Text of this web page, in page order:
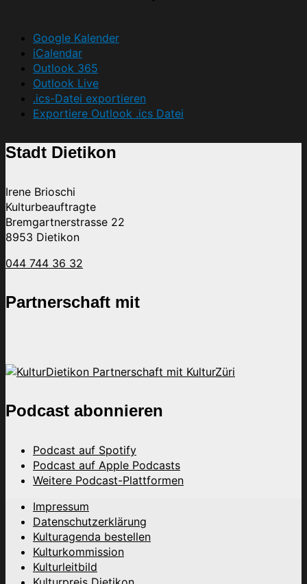
Google Kalender
iCalendar
Outlook 365
Outlook Live
.ics-Datei exportieren
Exportiere Outlook .ics Datei
Stadt Dietikon
Irene Brioschi
Kulturbeauftragte
Bremgartnerstrasse 22
8953 Dietikon
044 744 36 32
Partnerschaft mit
Podcast abonnieren
Podcast auf Spotify
Podcast auf Apple Podcasts
Weitere Podcast-Plattformen
Impressum
Datenschutzerklärung
Kulturagenda bestellen
Kulturkommission
Kulturleitbild